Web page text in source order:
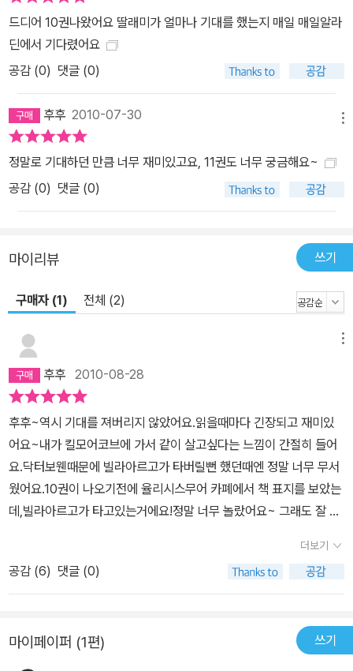
드디어 10권나왔어요 딸래미가 얼마나 기대를 했는지 매일 매일알라
딘에서 기다렸어요
공감 (0) 댓글 (0)
후후 2010-07-30
정말로 기대하던 만큼 너무 재미있고요, 11권도 너무 궁금해요~
공감 (0) 댓글 (0)
마이리뷰 쓰기
구매자 (1) 전체 (2)
후후 2010-08-28
후후~역시 기대를 져버리지 않았어요.읽을때마다 긴장되고 재미있
어요~내가 킬모어코브에 가서 같이 살고싶다는 느낌이 간절히 들어
요.닥터보웬때문에 빌라아르고가 타버릴뻔 했던때엔 정말 너무 무서
웠어요.10권이 나오기전에 율리시스무어 카폐에서 책 표지를 보았는
데,빌라아르고가 타고있는거에요!정말 너무 놀랐어요~ 그래도 잘 됫
가지 고싶어요~10권도 너무 재미있었어요~11권이 기대되는군요
더보기
공감 (6) 댓글 (0)
마이페이퍼 (1편) 쓰기